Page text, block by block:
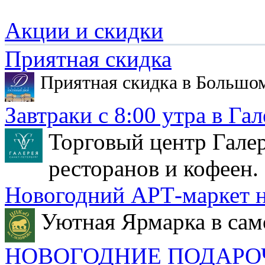
Акции и скидки
Приятная скидка
Приятная скидка в
Завтраки с 8:00 утра в
Торговый центр
ресторанов и кофеен.
Новогодний АРТ-маркет
Уютная Ярмарка в
НОВОГОДНИЕ